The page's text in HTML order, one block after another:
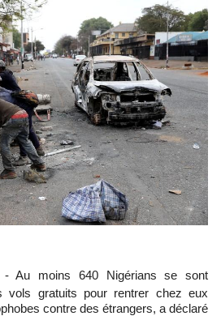
- Au moins 640 Nigérians se sont
vols gratuits pour rentrer chez eux
contre des étrangers, a déclaré